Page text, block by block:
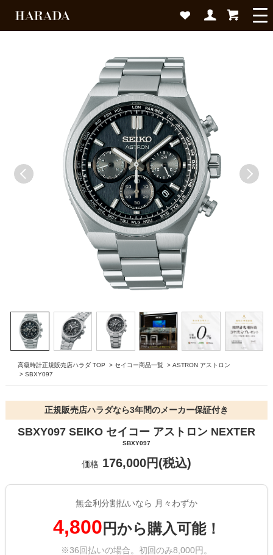
高級時計正規販売店ハラダ TOP > セイコー商品一覧 > ASTRON アストロン
> SBXY097
正規販売店ハラダなら3年間のメーカー保証付き
SBXY097 SEIKO セイコー アストロン NEXTER
SBXY097
価格 176,000円(税込)
無金利分割払いなら 月々わずか
4,800 円から購入可能！
※36回払いの場合。初回のみ8,000円。